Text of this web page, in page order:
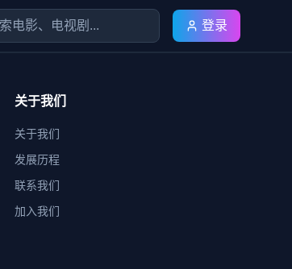
登录
关于我们
关于我们
发展历程
联系我们
加入我们